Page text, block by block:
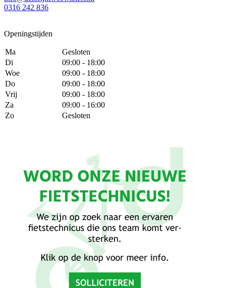
0316 242 836
Openingstijden
Ma
Gesloten
Di
09:00 - 18:00
Woe
09:00 - 18:00
Do
09:00 - 18:00
Vrij
09:00 - 18:00
Za
09:00 - 16:00
Zo
Gesloten